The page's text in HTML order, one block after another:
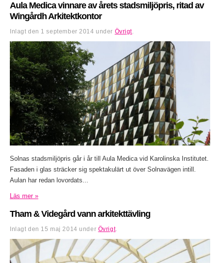
Aula Medica vinnare av årets stadsmiljöpris, ritad av
Wingårdh Arkitektkontor
Inlagt den 1 september 2014 under Övrigt
Solnas stadsmiljöpris går i år till Aula Medica vid Karolinska Institutet.
Fasaden i glas sträcker sig spektakulärt ut över Solnavägen intill.
Aulan har redan lovordats...
Läs mer »
Tham & Videgård vann arkitekttävling
Inlagt den 15 maj 2014 under Övrigt.